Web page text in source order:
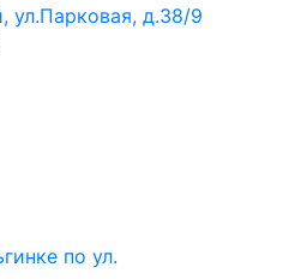
ул.Парковая, д.38/9